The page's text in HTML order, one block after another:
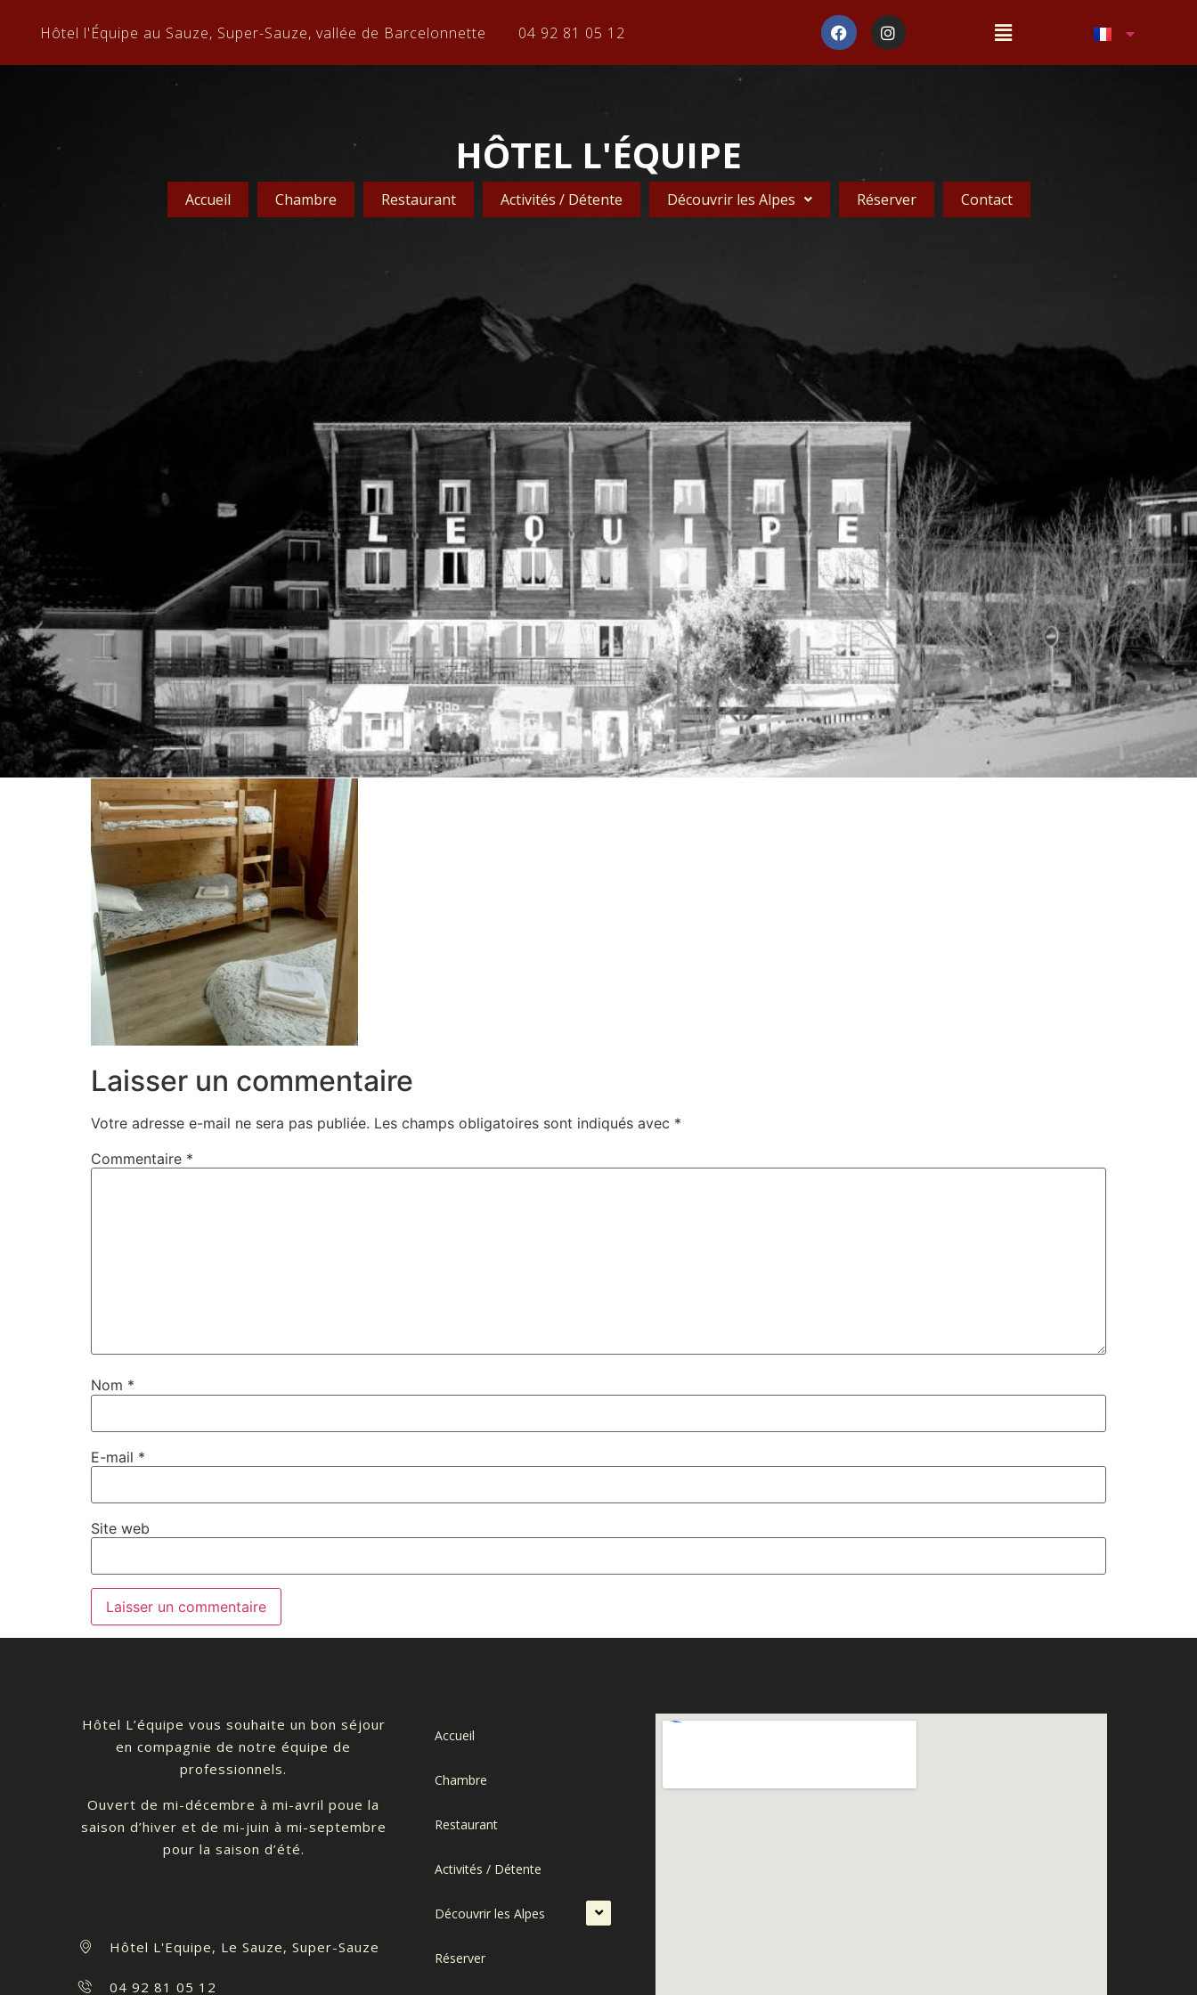
Hôtel l'Équipe au Sauze, Super-Sauze, vallée de Barcelonnette 04 92 81 05 12
HÔTEL L'ÉQUIPE
Accueil Chambre Restaurant Activités / Détente Découvrir les Alpes Réserver Contact
Laisser un commentaire
Votre adresse e-mail ne sera pas publiée. Les champs obligatoires sont indiqués avec *
Commentaire *
Nom *
E-mail *
Site web
Hôtel L’équipe vous souhaite un bon séjour
en compagnie de notre équipe de
professionnels.
Ouvert de mi-décembre à mi-avril poue la
saison d’hiver et de mi-juin à mi-septembre
pour la saison d’été.
Hôtel L'Equipe, Le Sauze, Super-Sauze
04 92 81 05 12
Accueil
Chambre
Restaurant
Activités / Détente
Découvrir les Alpes
Réserver